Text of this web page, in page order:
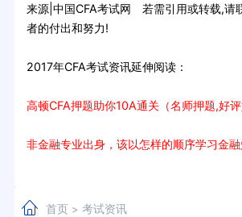
来源|中国CFA考试网 若需引用或转载,请
者的付出和努力!
2017年CFA考试资讯延伸阅读：
高顿CFA押题助你10A通关（名师押题,好评
非金融专业出身，该以怎样的顺序学习金
首页> 考试资讯